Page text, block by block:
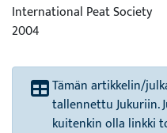
International Peat Society
2004
Tämän artikkelin/
tallennettu Jukuriin.
kuitenkin olla linkki